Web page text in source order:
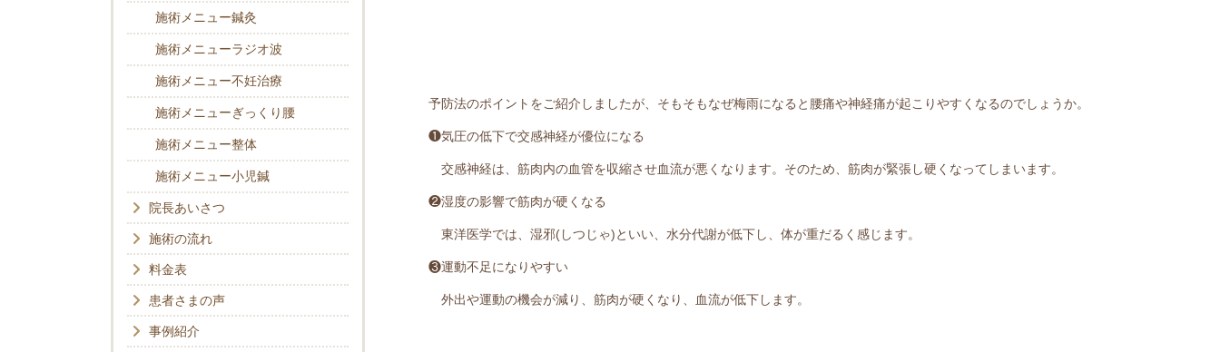
予防法のポイントをご紹介しましたが、そもそもなぜ梅雨になると腰痛や神経痛が起こりやすくなるのでしょうか。
❶気圧の低下で交感神経が優位になる
交感神経は、筋肉内の血管を収縮させ血流が悪くなります。そのため、筋肉が緊張し硬くなってしまいます。
❷湿度の影響で筋肉が硬くなる
東洋医学では、湿邪(しつじゃ)といい、水分代謝が低下し、体が重だるく感じます。
❸運動不足になりやすい
外出や運動の機会が減り、筋肉が硬くなり、血流が低下します。
施術メニュー鍼灸
施術メニューラジオ波
施術メニュー不妊治療
施術メニューぎっくり腰
施術メニュー整体
施術メニュー小児鍼
院長あいさつ
施術の流れ
料金表
患者さまの声
事例紹介